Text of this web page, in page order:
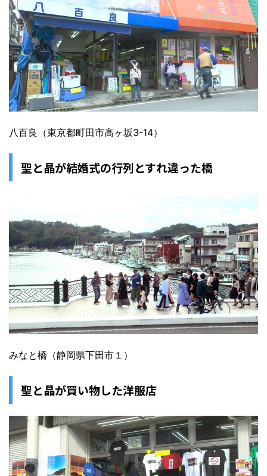
八百良（東京都町田市高ヶ坂3-14）
聖と晶が結婚式の行列とすれ違った橋
みなと橋（静岡県下田市１）
聖と晶が買い物した洋服店